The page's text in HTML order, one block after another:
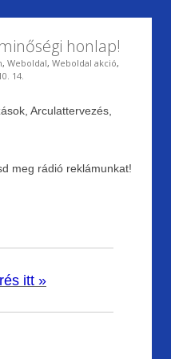
honlap!
, Weboldal, Weboldal akció,
14.
Arculattervezés,
meg rádió reklámunkat!
itt »